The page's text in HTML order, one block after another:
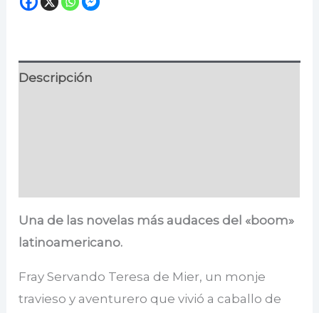
Descripción
Una de las novelas más audaces del «boom»
latinoamericano.
Fray Servando Teresa de Mier, un monje
travieso y aventurero que vivió a caballo de